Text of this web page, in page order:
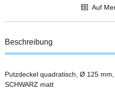
Auf
Beschreibung
Putzdeckel quadratisch, Ø 125
SCHWARZ matt